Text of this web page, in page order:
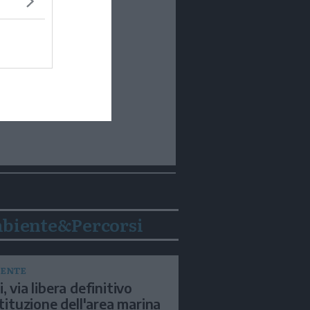
via libera definitivo
dell'area marina